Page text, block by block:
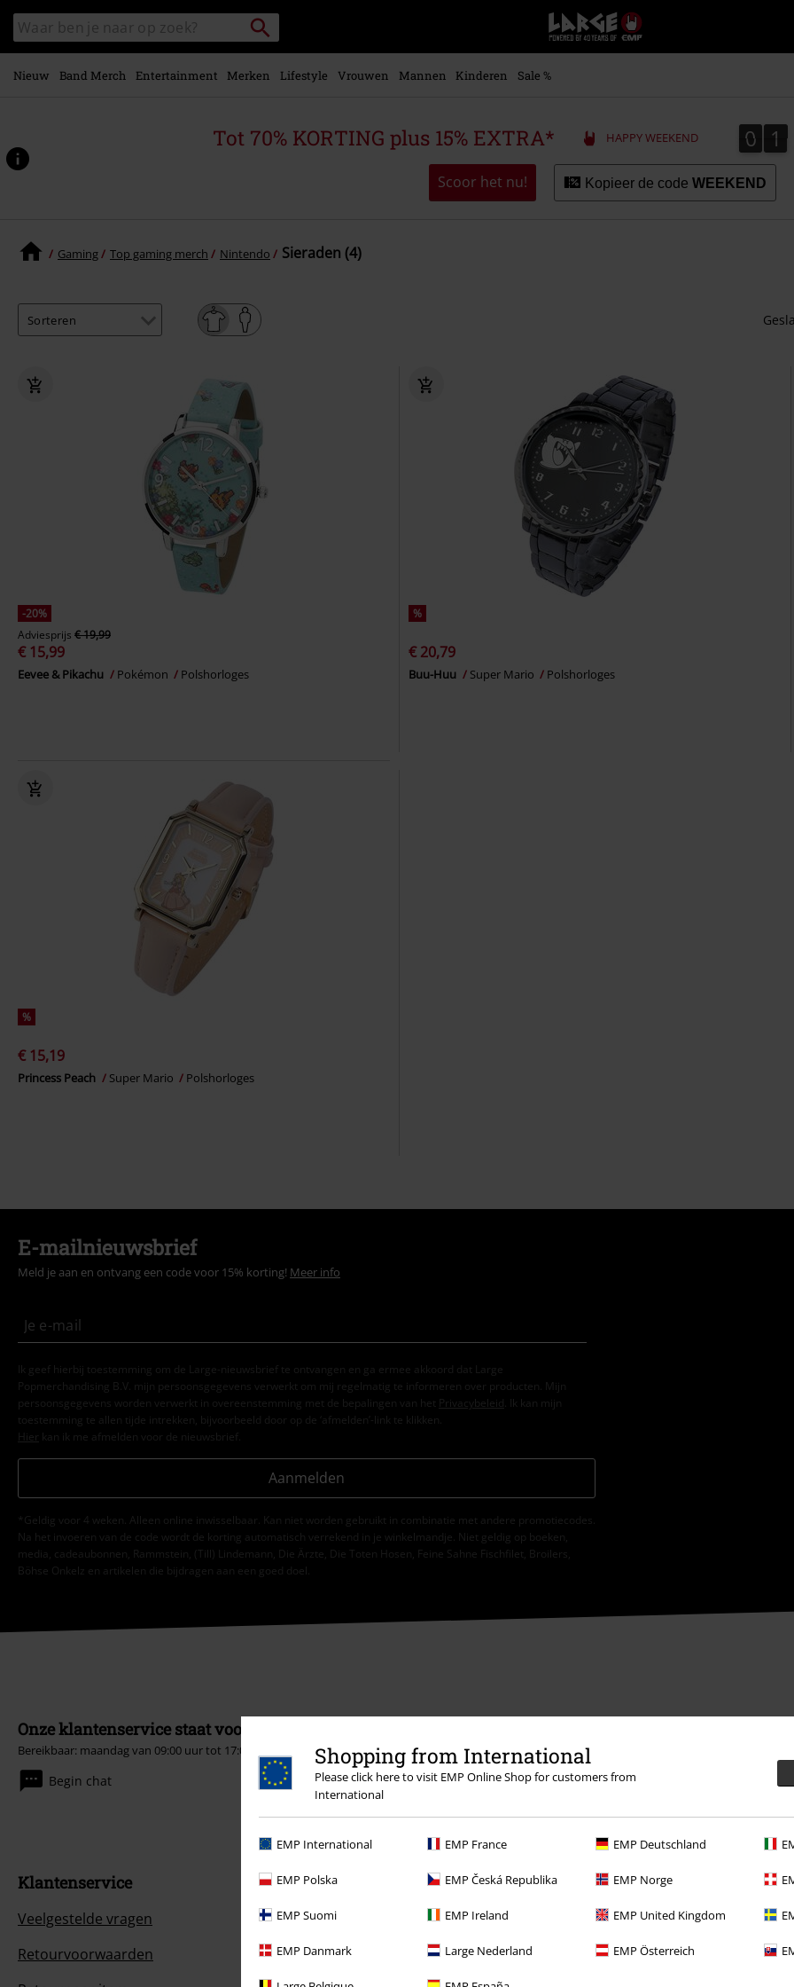
Shopping from International
Please click here to visit EMP Online Shop for customers from
International
EMP International EMP France EMP Deutschland
EMP Polska EMP Česká Republika EMP Norge
EMP Suomi EMP Ireland EMP United Kingdom
EMP Danmark Large Nederland EMP Österreich
naar
hoofdinhoud
Zoek
in
catalogus
Packstation
zoeken
Large
–
Muziek-,
+
kleding
Nieuw Band Merch Entertainment Merken Lifestyle Vrouwen Mannen Kinderen Sale %
Tot 70% KORTING plus 15% EXTRA* HAPPY WEEKEND 0
0 1
1
Scoor het nu! Kopieer de code WEEKEND
Gaming Top gaming merch Nintendo Sieraden (4)
-20%
Adviesprijs € 19,99
€ 15,99
Eevee & Pikachu Pokémon Polshorloges
%
€ 20,79
Buu-Huu Super Mario Polshorloges
%
€ 15,19
Princess Peach Super Mario Polshorloges
E-mailnieuwsbrief
Meld je aan en ontvang een code voor 15% korting! Meer info
Ik geef hierbij toestemming om de Large-nieuwsbrief te ontvangen en ga ermee akkoord dat Large
Popmerchandising B.V. mijn persoonsgegevens verwerkt om mij regelmatig te informeren over producten. Mijn
persoonsgegevens worden verwerkt in overeenstemming met de bepalingen van het
Privacybeleid . Ik kan mijn
toestemming te allen tijde intrekken, bijvoorbeeld door op de ‘afmelden’-link te klikken.
Hier kan ik me afmelden voor de nieuwsbrief.
Aanmelden
*Geldig voor 4 weken. Alleen online inwisselbaar. Kan niet worden gebruikt in combinatie met andere promotiecodes.
Na het invoeren van de code wordt de korting automatisch verrekend in je winkelmandje. Niet geldig op boeken,
media, cadeaubonnen, Rammstein, (Till) Lindemann, Die Ärzte, Die Toten Hosen, Feine Sahne Fischfilet, Broilers,
Böhse Onkelz en artikelen die bijdragen aan een goed doel.
Onze klantenservice staat voor je klaar
Bereikbaar: maandag van 09:00 uur tot 17:00 uur. Meer informatie
Begin chat
Klantenservice
Veelgestelde vragen
Retourvoorwaarden
Overige acties
Prijsvragen
Large Cadeaubonnen